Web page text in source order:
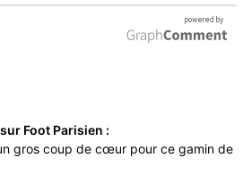
Foot Parisien :
gros coup de cœur pour ce gamin de